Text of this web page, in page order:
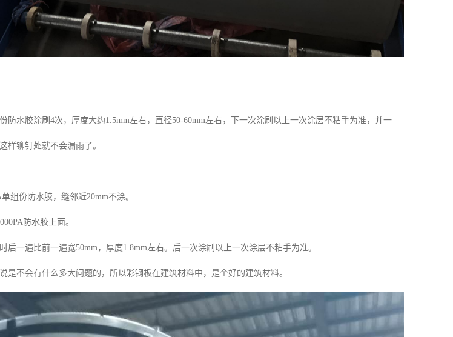
防水胶涂刷4次，厚度大约1.5mm左右，直径50-60mm左右，下一次涂刷以上一次涂层不粘手为准，并一
样铆钉处就不会漏雨了。
组份防水胶，缝邻近20mm不涂。
防水胶上面。
后一遍比前一遍宽50mm，厚度1.8mm左右。后一次涂刷以上一次涂层不粘手为准。
是不会有什么多大问题的，所以彩钢板在建筑材料中，是个好的建筑材料。